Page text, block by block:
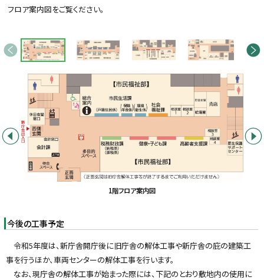
フロア案内図をご覧ください。
画
像
集
前へ 次へ
前へ
1階フロア案内図
次へ
今後の工事予定
令和5年度は、新庁舎開庁後に旧庁舎の解体工事や新庁舎の庇の建築工
事を行うほか、車両センターの解体工事を行います。
なお、現庁舎の解体工事が始まった際には、下記のとおり敷地内の使用に